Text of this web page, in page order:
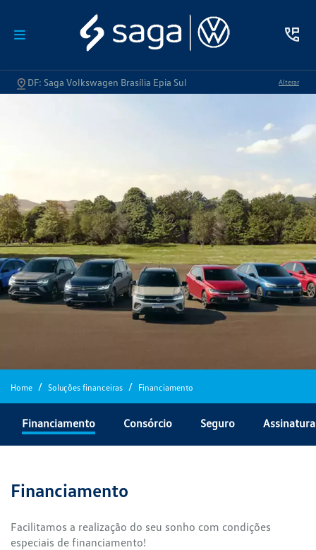
DF: Saga Volkswagen Brasília Epia Sul Alterar
Home Soluções financeiras Financiamento
Consórcio
Financiamento Seguro Assinatura
Financiamento
Facilitamos a realização do seu sonho com condições
especiais de financiamento!